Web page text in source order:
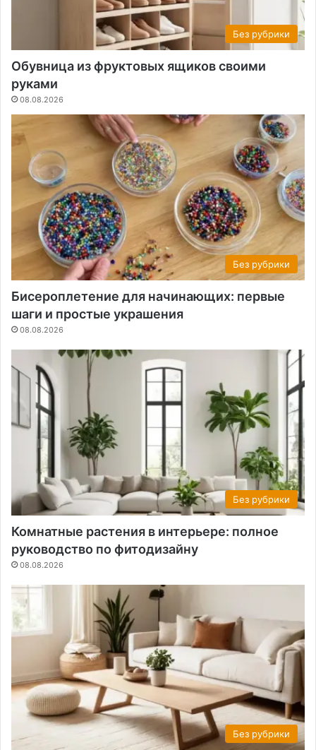
Без рубрики
Обувница из фруктовых ящиков своими
руками
08.08.2026
Без рубрики
Бисероплетение для начинающих: первые
шаги и простые украшения
08.08.2026
Без рубрики
Комнатные растения в интерьере: полное
руководство по фитодизайну
08.08.2026
Без рубрики